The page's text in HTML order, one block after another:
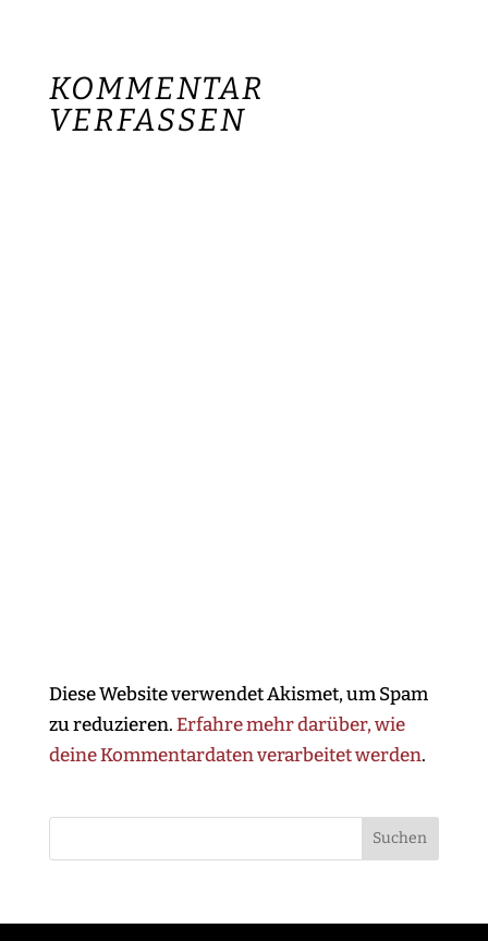
KOMMENTAR
VERFASSEN
Diese Website verwendet Akismet, um Spam
zu reduzieren.Erfahre mehr darüber, wie
deine Kommentardaten verarbeitet werden.